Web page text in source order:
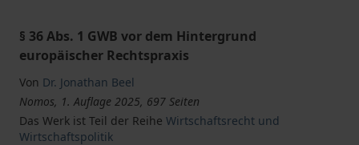
§ 36 Abs. 1 GWB vor dem Hintergrund
europäischer Rechtspraxis
Von Dr. Jonathan Beel
Nomos, 1. Auflage 2025, 697 Seiten
Das Werk ist Teil der Reihe Wirtschaftsrecht und
Wirtschaftspolitik